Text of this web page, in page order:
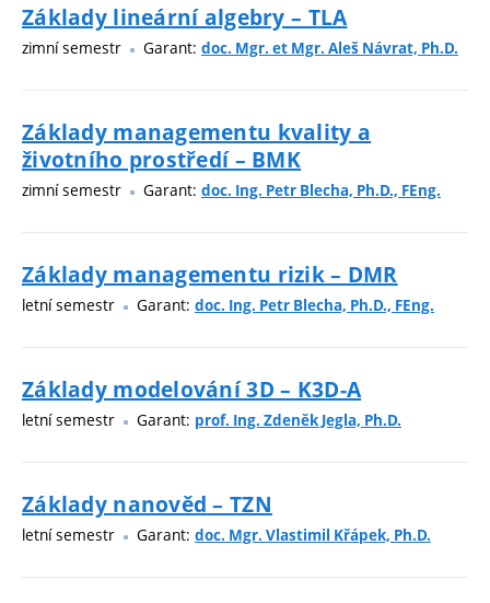
Základy lineární algebry – TLA
zimní semestr Garant: doc. Mgr. et Mgr. Aleš Návrat, Ph.D.
Základy managementu kvality a
životního prostředí – BMK
zimní semestr Garant: doc. Ing. Petr Blecha, Ph.D., FEng.
Základy managementu rizik – DMR
letní semestr Garant: doc. Ing. Petr Blecha, Ph.D., FEng.
Základy modelování 3D – K3D-A
letní semestr Garant: prof. Ing. Zdeněk Jegla, Ph.D.
Základy nanověd – TZN
letní semestr Garant: doc. Mgr. Vlastimil Křápek, Ph.D.